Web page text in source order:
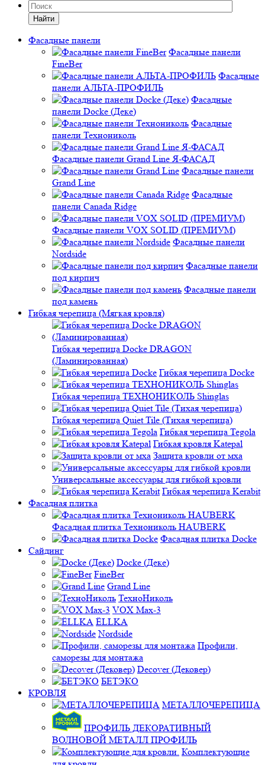
Найти
Фасадные панели
Фасадные панели
FineBer
Фасадные
панели АЛЬТА-ПРОФИЛЬ
Фасадные
панели Docke (Деке)
Фасадные
панели Технониколь
Фасадные панели Grand Line Я-ФАСАД
Фасадные панели
Grand Line
Фасадные
панели Canada Ridge
Фасадные панели VOX SOLID (ПРЕМИУМ)
Фасадные панели
Nordside
Фасадные панели
под кирпич
Фасадные панели
под камень
Гибкая черепица (Мягкая кровля)
Гибкая черепица Docke DRAGON
(Ламинированная)
Гибкая черепица Docke
Гибкая черепица ТЕХНОНИКОЛЬ Shinglas
Гибкая черепица Quiet Tile (Тихая черепица)
Гибкая черепица Tegola
Гибкая кровля Katepal
Защита кровли от мха
Универсальные аксессуары для гибкой кровли
Гибкая черепица Kerabit
Фасадная плитка
Фасадная плитка Технониколь HAUBERK
Фасадная плитка Docke
Сайдинг
Docke (Деке)
FineBer
Grand Line
ТехноНиколь
VOX Max-3
ЁLLKA
Nordside
Профили,
саморезы для монтажа
Decover (Дековер)
БЕТЭКО
КРОВЛЯ
МЕТАЛЛОЧЕРЕПИЦА
ПРОФИЛЬ ДЕКОРАТИВНЫЙ
ВОЛНОВОЙ МЕТАЛЛ ПРОФИЛЬ
Комплектующие